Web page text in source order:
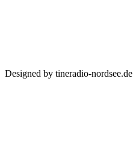
Designed by tineradio-nordsee.de